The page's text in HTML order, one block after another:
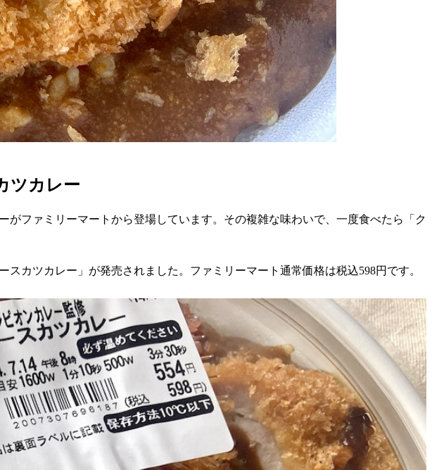
ツカレー
ファミリーマートから登場しています。その複雑な味わいで、一度食べたら「ク
カツカレー」が発売されました。ファミリーマート通常価格は税込598円です。